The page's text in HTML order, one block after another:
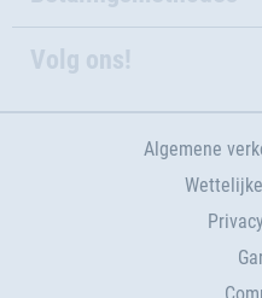
Volg ons!
Algemene